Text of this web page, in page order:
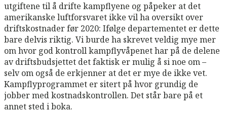
utgiftene til å drifte kampflyene og påpeker at det
amerikanske luftforsvaret ikke vil ha oversikt over
driftskostnader før 2020: Ifølge departementet er dette
bare delvis riktig. Vi burde ha skrevet veldig mye mer
om hvor god kontroll kampflyvåpenet har på de delene
av driftsbudsjettet det faktisk er mulig å si noe om –
selv om også de erkjenner at det er mye de ikke vet.
Kampflyprogrammet er sitert på hvor grundig de
jobber med kostnadskontrollen. Det står bare på et
annet sted i boka.